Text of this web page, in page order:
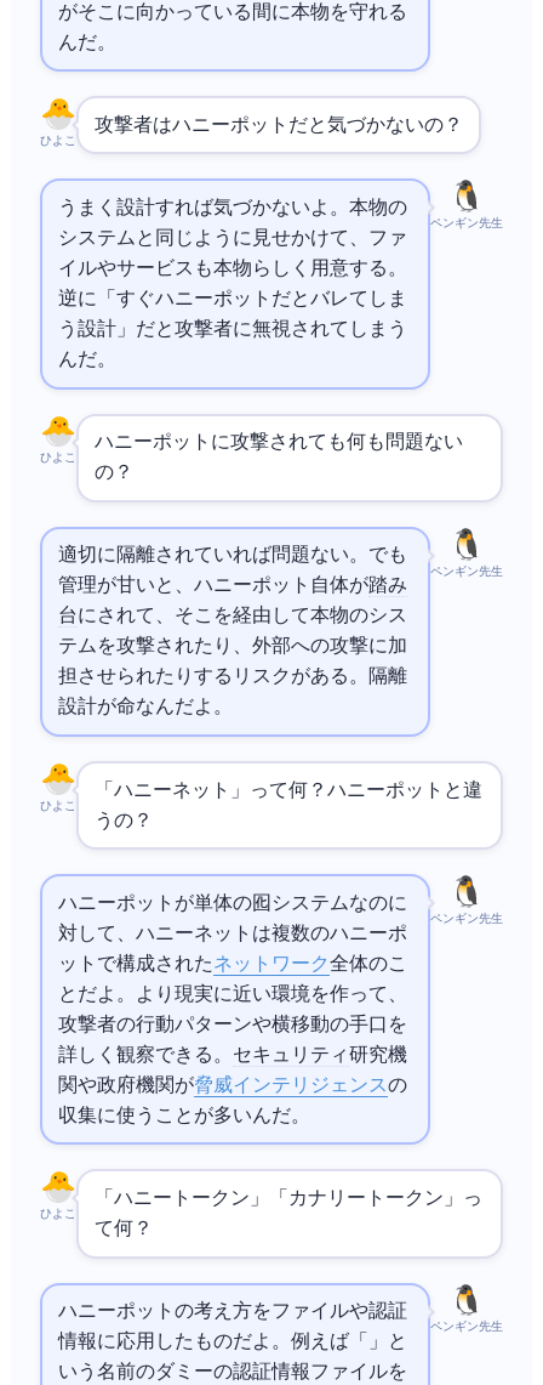
がそこに向かっている間に本物を守れる
んだ。
ひよこ
攻撃者はハニーポットだと気づかないの？
ペンギン先生
うまく設計すれば気づかないよ。本物の
システムと同じように見せかけて、ファ
イルやサービスも本物らしく用意する。
逆に「すぐハニーポットだとバレてしま
う設計」だと攻撃者に無視されてしまう
んだ。
ひよこ
ハニーポットに攻撃されても何も問題ない
の？
ペンギン先生
適切に隔離されていれば問題ない。でも
管理が甘いと、ハニーポット自体が踏み
台にされて、そこを経由して本物のシス
テムを攻撃されたり、外部への攻撃に加
担させられたりするリスクがある。隔離
設計が命なんだよ。
ひよこ
「ハニーネット」って何？ハニーポットと違
うの？
ペンギン先生
ハニーポットが単体の囮システムなのに
対して、ハニーネットは複数のハニーポ
ットで構成されたネットワーク全体のこ
とだよ。より現実に近い環境を作って、
攻撃者の行動パターンや横移動の手口を
詳しく観察できる。 セキュリティ研究機
関や政府機関が脅威インテリジェンスの
収集に使うことが多いんだ。
ひよこ
「ハニートークン」「カナリートークン」っ
て何？
ペンギン先生
ハニーポットの考え方をファイルや認証
情報に応用したものだよ。例えば「leakcreds.txt」と
いう名前のダミーの認証情報ファイルを